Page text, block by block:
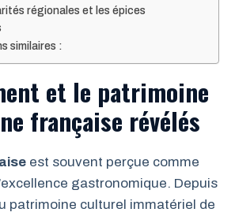
régionales et les épices
similaires :
et le patrimoine
française révélés
est souvent perçue comme
gastronomique. Depuis
patrimoine culturel immatériel de